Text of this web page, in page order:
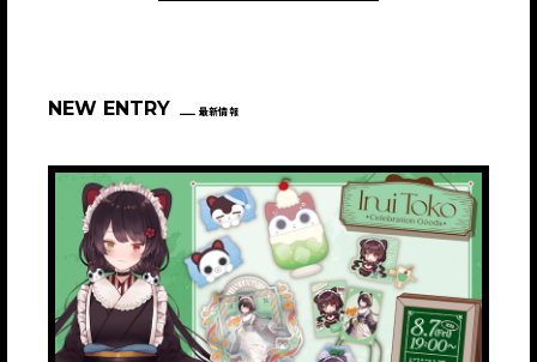
JP
NEW ENTRY 最新情報